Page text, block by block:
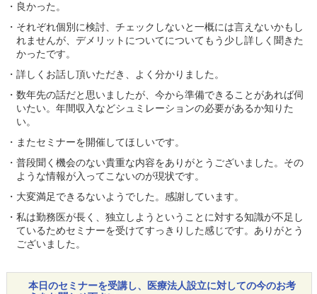
・良かった。
・それぞれ個別に検討、チェックしないと一概には言えないかもし
れませんが、デメリットについてについてもう少し詳しく聞きた
かったです。
・詳しくお話し頂いただき、よく分かりました。
・数年先の話だと思いましたが、今から準備できることがあれば伺
いたい。年間収入などシュミレーションの必要があるか知りた
い。
・またセミナーを開催してほしいです。
・普段聞く機会のない貴重な内容をありがとうございました。その
ような情報が入ってこないのが現状です。
・大変満足できるないようでした。感謝しています。
・私は勤務医が長く、独立しようということに対する知識が不足し
ているためセミナーを受けてすっきりした感じです。ありがとう
ございました。
本日のセミナーを受講し、医療法人設立に対しての今のお考